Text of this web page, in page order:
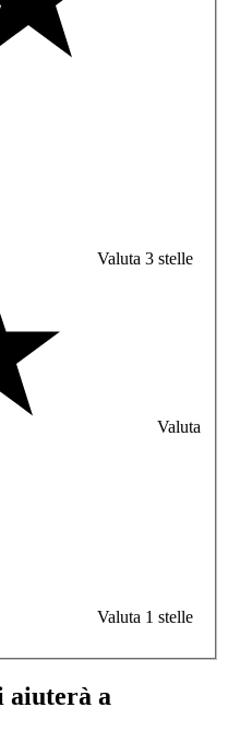
Valuta 3 stelle
Valuta
Valuta 1 stelle
aiuterà a